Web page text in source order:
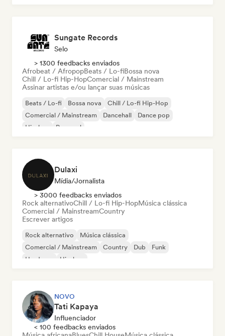
Sungate Records
Selo
> 1300 feedbacks enviados
Afrobeat / AfropopBeats / Lo-fiBossa nova
Chill / Lo-fi Hip-HopComercial / Mainstream
Assinar artistas e/ou lançar suas músicas
Beats / Lo-fi Bossa nova
Chill / Lo-fi Hip-Hop
Comercial / Mainstream
Dancehall
Dance pop
Hip-hop
Pop soul
Dulaxi
Mídia/Jornalista
> 3000 feedbacks enviados
Rock alternativoChill / Lo-fi Hip-HopMúsica clássica
Comercial / MainstreamCountry
Escrever artigos
Rock alternativo
Música clássica
Comercial / Mainstream
Country Dub
Funk
Hardcore
Hip-hop
NOVO
Tati Kapaya
Influenciador
< 100 feedbacks enviados